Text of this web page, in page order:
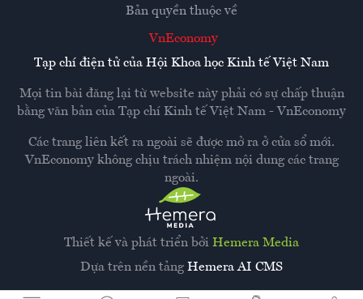
Thiết kế và phát triển bởi Hemera Media
Dựa trên nền tảng Hemera AI CMS
Bản quyền thuộc về
VnEconomy
Tạp chí điện tử của Hội Khoa học Kinh tế Việt Nam
Mọi tin bài đăng lại từ website này phải có sự chấp thuận
bằng văn bản của Tạp chí Kinh tế Việt Nam - VnEconomy
Các trang liên kết ra ngoài sẽ được mở ra ở cửa sổ mới.
VnEconomy không chịu trách nhiệm nội dung các trang
ngoài.